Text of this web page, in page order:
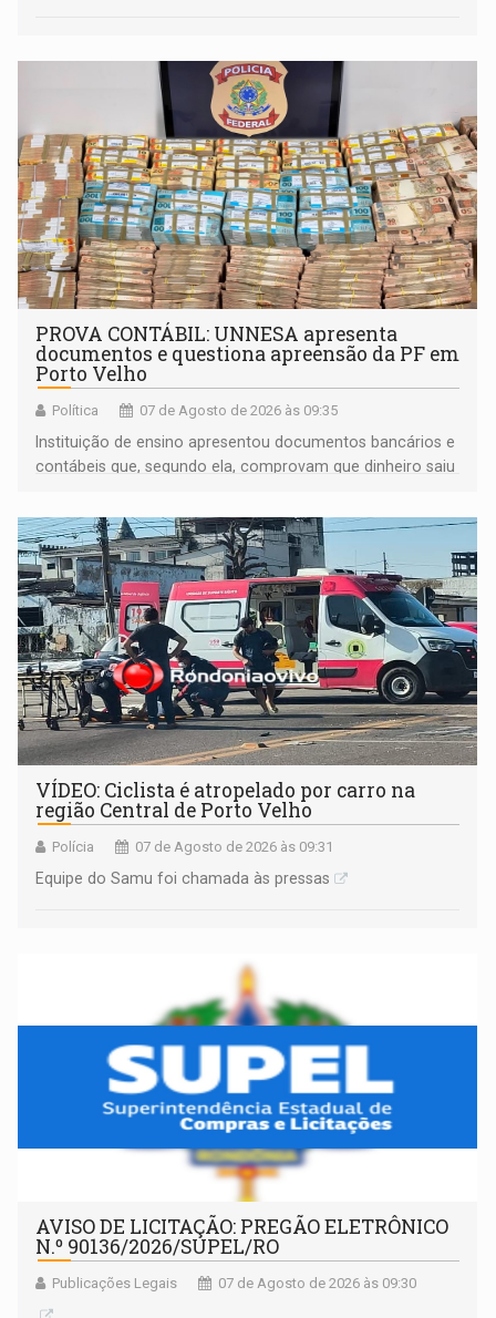
PROVA CONTÁBIL: UNNESA apresenta
documentos e questiona apreensão da PF em
Porto Velho
Política 07 de Agosto de 2026 às 09:35
Instituição de ensino apresentou documentos bancários e
contábeis que, segundo ela, comprovam que dinheiro saiu
apreendido quando já estava dentro da sede da entidade
— em pleno ano eleitoral em Rondônia
VÍDEO: Ciclista é atropelado por carro na
região Central de Porto Velho
Polícia 07 de Agosto de 2026 às 09:31
Equipe do Samu foi chamada às pressas
AVISO DE LICITAÇÃO: PREGÃO ELETRÔNICO
N.º 90136/2026/SUPEL/RO
Publicações Legais 07 de Agosto de 2026 às 09:30